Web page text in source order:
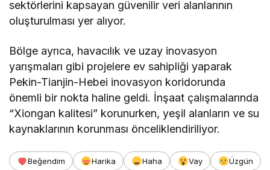
sektörlerini kapsayan güvenilir veri alanlarının
oluşturulması yer alıyor.
Bölge ayrıca, havacılık ve uzay inovasyon
yarışmaları gibi projelere ev sahipliği yaparak
Pekin-Tianjin-Hebei inovasyon koridorunda
önemli bir nokta haline geldi. İnşaat çalışmalarında
“Xiongan kalitesi” korunurken, yeşil alanların ve su
kaynaklarının korunması önceliklendiriliyor.
Beğendim Harika Haha Vay
Üzgün